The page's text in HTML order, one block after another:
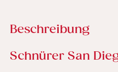
Beschreibung
Schnürer San